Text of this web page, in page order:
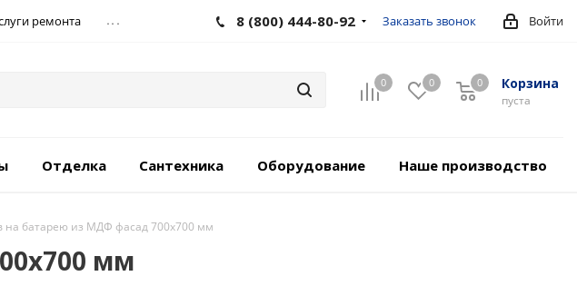
ремонта ... Войти
8 (800) 444-80-92 Заказать звонок
0 0 Корзина
пуста
0
Отделка Сантехника Оборудование Наше производство
на батарею из МДФ фасад 700х700 мм
мм